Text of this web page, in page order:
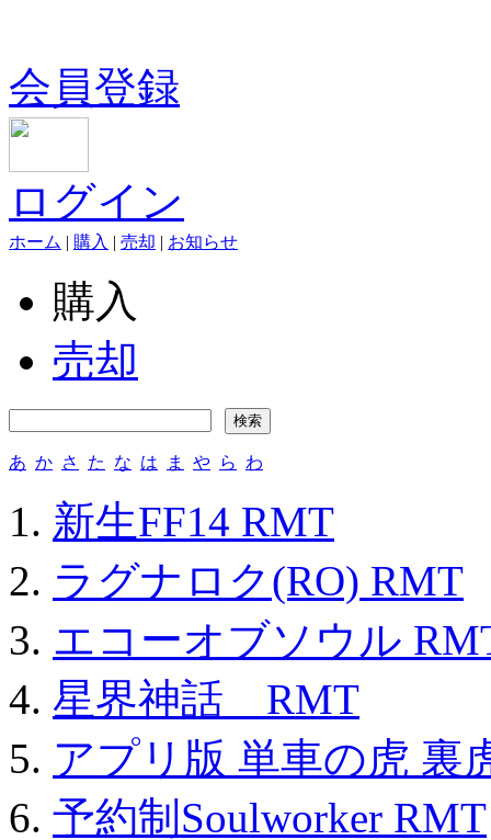
会員登録
ログイン
ホーム | 購入 | 売却 | お知らせ
購入
売却
あ か さ た な は ま や ら わ
新生FF14 RMT
ラグナロク(RO) RMT
エコーオブソウル
星界神話 RMT
アプリ版 単車の虎 裏
予約制Soulworker RMT